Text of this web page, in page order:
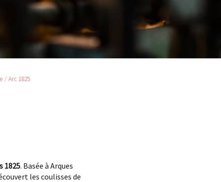
Arc 1825
1825. Basée à Arques
les coulisses de